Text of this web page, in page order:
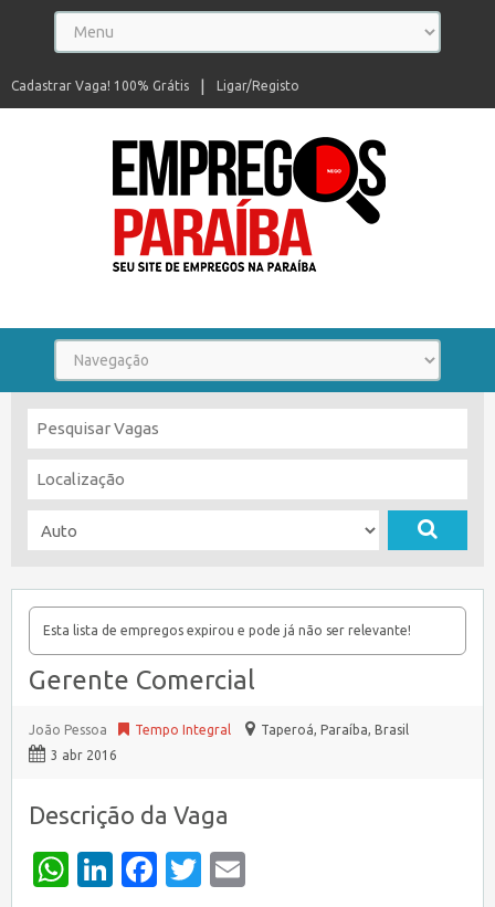
Ligar/Registo
Cadastrar Vaga! 100% Grátis
Esta lista de empregos expirou e pode já não ser relevante!
Gerente Comercial
João Pessoa Tempo Integral Taperoá, Paraíba, Brasil
3 abr 2016
Descrição da Vaga
WhatsApp
LinkedIn
Facebook
Twitter